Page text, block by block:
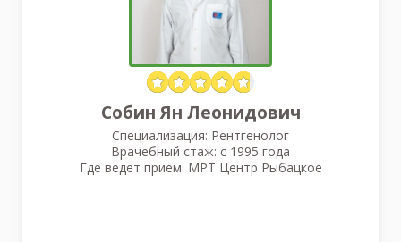
Собин Ян Леонидович
Специализация: Рентгенолог
Врачебный стаж: с 1995 года
Где ведет прием: МРТ Центр Рыбацкое